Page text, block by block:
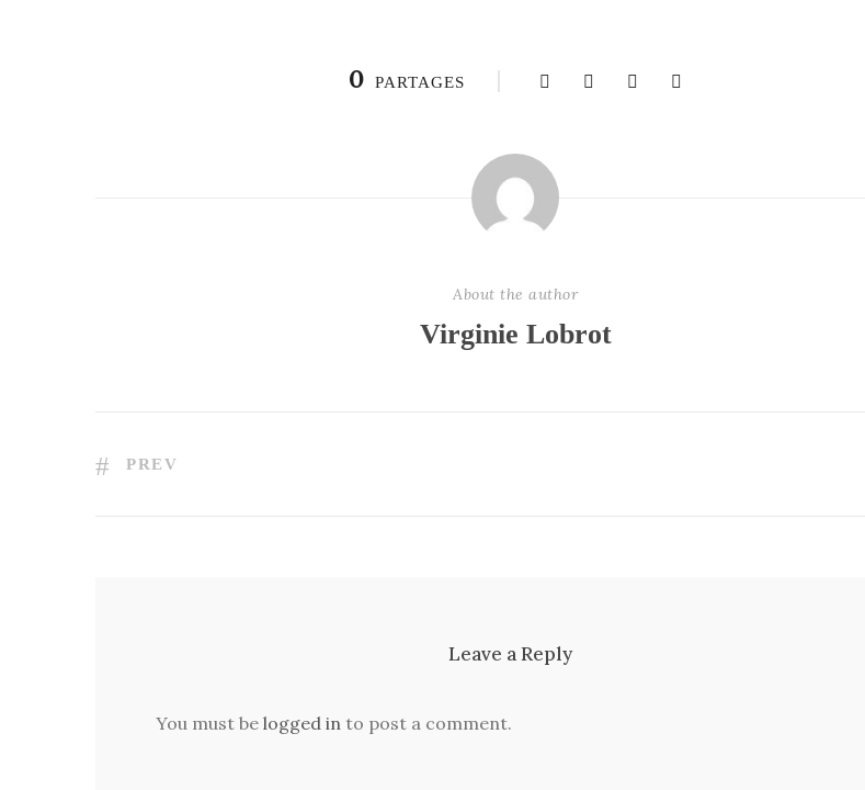
0 PARTAGES
About the author
Virginie Lobrot
PREV
Leave a Reply
You must be logged in to post a comment.